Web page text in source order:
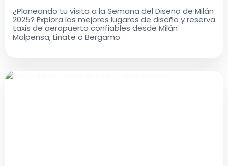
¿Planeando tu visita a la Semana del Diseño de Milán
2025? Explora los mejores lugares de diseño y reserva
taxis de aeropuerto confiables desde Milán
Malpensa, Linate o Bergamo